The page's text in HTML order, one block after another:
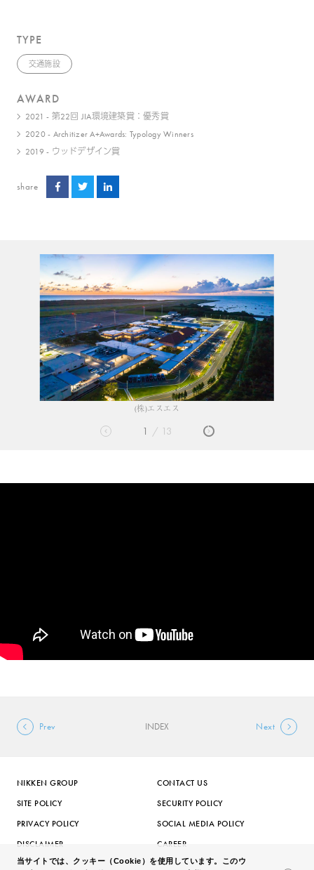
TYPE
交通施設
AWARD
2021 - 第22回 JIA環境建築賞：優秀賞
2020 - Architizer A+Awards: Typology Winners
2019 - ウッドデザイン賞
share
(株)エスエス
1 13
Prev INDEX Next
NIKKEN GROUP
CONTACT US
SITE POLICY
SECURITY POLICY
PRIVACY POLICY
SOCIAL MEDIA POLICY
DISCLAIMER
CAREER
当サイトでは、クッキー（Cookie）を使用しています。このウ